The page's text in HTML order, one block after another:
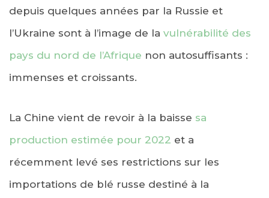
depuis quelques années par la Russie et
l’Ukraine sont à l’image de la vulnérabilité des
pays du nord de l’Afrique non autosuffisants :
immenses et croissants.
La Chine vient de revoir à la baisse sa
production estimée pour 2022 et a
récemment levé ses restrictions sur les
importations de blé russe destiné à la